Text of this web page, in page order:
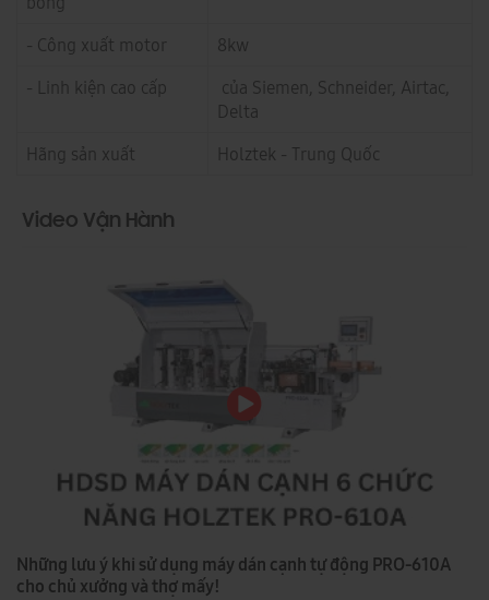
- Công xuất motor
8kw
- Linh kiện cao cấp
của Siemen, Schneider, Airtac,
Delta
Hãng sản xuất
Holztek - Trung Quốc
Video Vận Hành
Những lưu ý khi sử dụng máy dán cạnh tự động PRO-610A
cho chủ xưởng và thợ mấy!